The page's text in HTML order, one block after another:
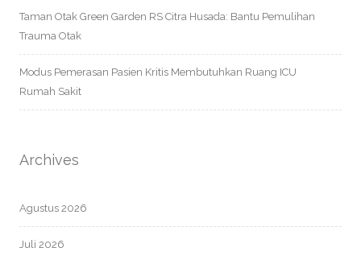
Taman Otak Green Garden RS Citra Husada: Bantu Pemulihan
Trauma Otak
Modus Pemerasan Pasien Kritis Membutuhkan Ruang ICU
Rumah Sakit
Archives
Agustus 2026
Juli 2026